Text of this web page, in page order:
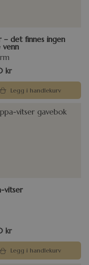
– det finnes ingen
venn
kr
Legg i handlekurv
vitser
kr
Legg i handlekurv